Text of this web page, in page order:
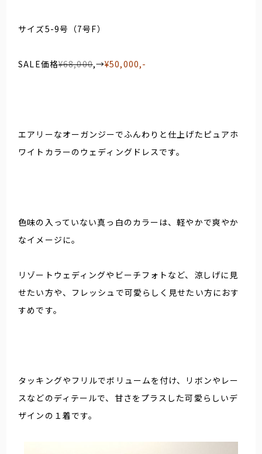
サイズ5-9号（7号F）
SALE価格¥68,000,→¥50,000,-
エアリーなオーガンジーでふんわりと仕上げたピュアホ
ワイトカラーのウェディングドレスです。
色味の入っていない真っ白のカラーは、軽やかで爽やか
なイメージに。
リゾートウェディングやビーチフォトなど、涼しげに見
せたい方や、フレッシュで可愛らしく見せたい方におす
すめです。
タッキングやフリルでボリュームを付け、リボンやレー
スなどのディテールで、甘さをプラスした可愛らしいデ
ザインの１着です。